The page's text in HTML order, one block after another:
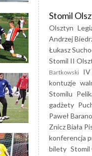
Stomil
Olsztyn
Andrzej
Łukasz
Stomil II
Bartkowski IV
kontuzje
Stomilu
gadżety
Paweł
Znicz Biała
konferencja
bilety Stomil